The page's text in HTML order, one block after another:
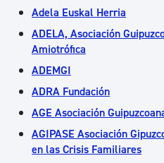
Adela Euskal Herria
ADELA, Asociación
Amiotrófica
ADEMGI
ADRA Fundación
AGE Asociación
AGIPASE Asociación
en las Crisis Familiares